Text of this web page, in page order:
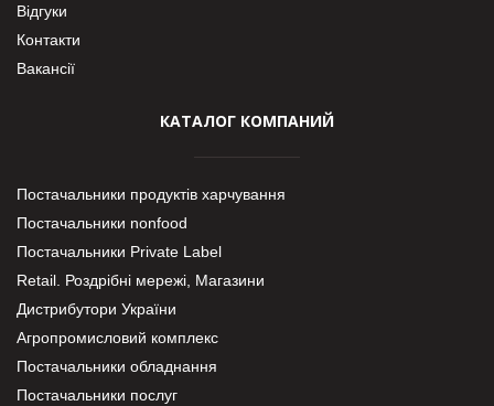
Відгуки
Контакти
Вакансії
КАТАЛОГ КОМПАНИЙ
Постачальники продуктів харчування
Постачальники nonfood
Постачальники Private Label
Retail. Роздрібні мережі, Магазини
Дистрибутори України
Агропромисловий комплекс
Постачальники обладнання
Постачальники послуг